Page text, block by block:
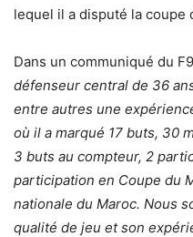
lequel il a disputé la coupe
Dans un communiqué du
défenseur central de 36
entre autres une
où il a marqué 17 buts, 30
3 buts au compteur, 2
participation en Coupe du
nationale du Maroc. Nous
qualité de jeu et son